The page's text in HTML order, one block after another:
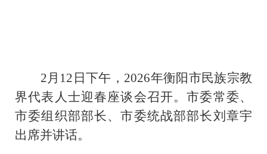
2月12日下午，2026年衡阳市民族宗教
界代表人士迎春座谈会召开。市委常委、
市委组织部部长、市委统战部部长刘章宇
出席并讲话。